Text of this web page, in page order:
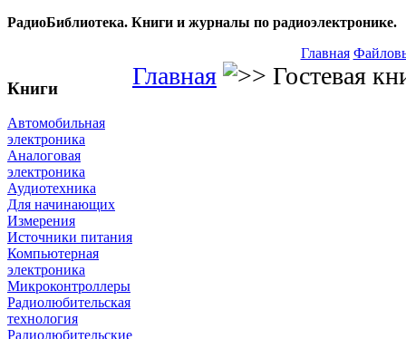
РадиоБиблиотека. Книги и журналы по радиоэлектронике.
Главная
Книги
Автомобильная
электроника
Аналоговая
электроника
Аудиотехника
Для начинающих
Измерения
Источники питания
Компьютерная
электроника
Микроконтроллеры
Радиолюбительская
технология
Радиолюбительские
Главная Гостевая